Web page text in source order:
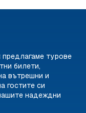
предлагаме турове
билети,
вътрешни и
гостите си
надеждни